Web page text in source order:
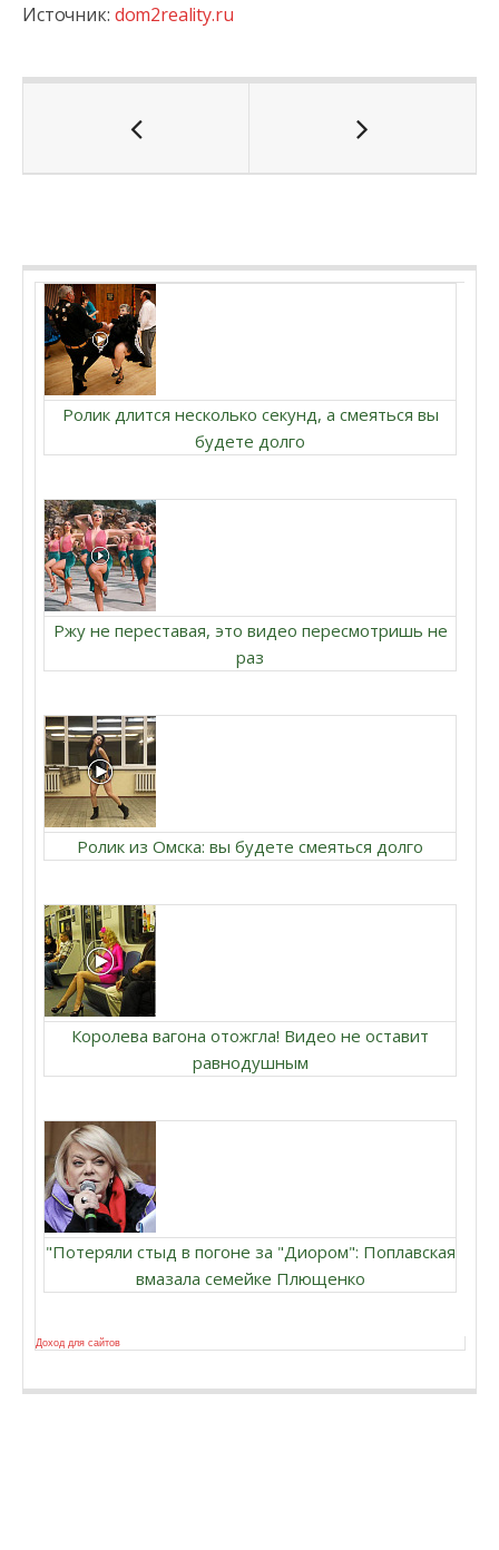
Источник: dom2reality.ru
Ролик длится несколько секунд, а смеяться вы
будете долго
Ржу не переставая, это видео пересмотришь не
раз
Ролик из Омска: вы будете смеяться долго
Королева вагона отожгла! Видео не оставит
равнодушным
"Потеряли стыд в погоне за "Диором": Поплавская
вмазала семейке Плющенко
Доход для сайтов